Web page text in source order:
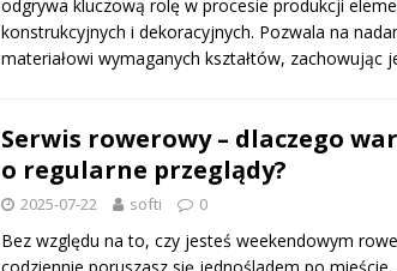
odgrywa kluczową rolę w procesie produkcji
konstrukcyjnych i dekoracyjnych. Pozwala na
materiałowi wymaganych kształtów, zachowując
Serwis rowerowy – dlaczego
o regularne przeglądy?
2025-07-22 softi 0
Bez względu na to, czy jesteś weekendowym
codziennie poruszasz się jednośladem po